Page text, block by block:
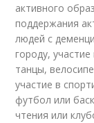
активного
поддержания
людей с
городу,
танцы,
участие в
футбол или
чтения или